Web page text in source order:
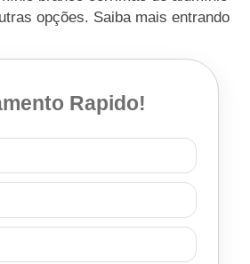
opções. Saiba mais entrando
Rapido!